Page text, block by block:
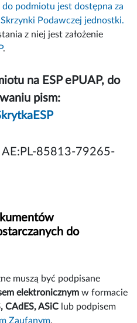
do podmiotu jest dostępna za
Podawczej jednostki.
z niej jest założenie
.
na ESP ePUAP, do
pism:
AE:PL-85813-79265-
do
muszą być podpisane
elektronicznymw formacie
CAdES, ASiC lub podpisem
Zaufanym.